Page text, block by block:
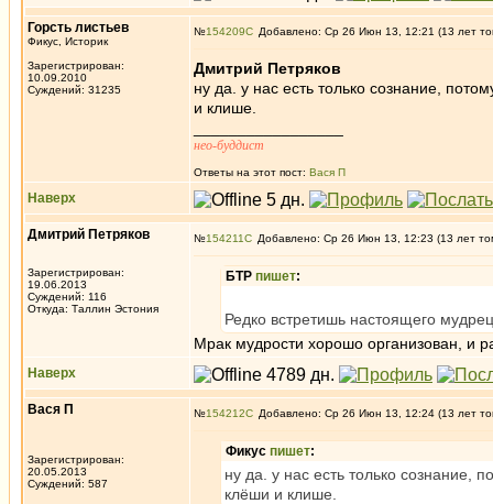
Горсть листьев
Фикус, Историк
Зарегистрирован:
10.09.2010
Суждений: 31235
№154209 Добавлено: Ср 26 Июн 13, 12:21 (13 лет
Дмитрий Петряков
ну да. у нас есть только сознание,
и клише.
нео-буддист
Ответы на этот пост: Вася П
Наверх
Дмитрий Петряков
Зарегистрирован:
19.06.2013
Суждений: 116
Откуда: Таллин Эстония
№154211 Добавлено: Ср 26 Июн 13, 12:23 (13 лет
БТР пишет:
Редко встретишь настоящего
Мрак мудрости хорошо организован, и
Наверх
Вася П
Зарегистрирован:
20.05.2013
Суждений: 587
№154212 Добавлено: Ср 26 Июн 13, 12:24 (13 лет
Фикус пишет:
ну да. у нас есть только сознание,
клёши и клише.